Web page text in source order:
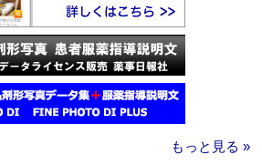
もっと見る »